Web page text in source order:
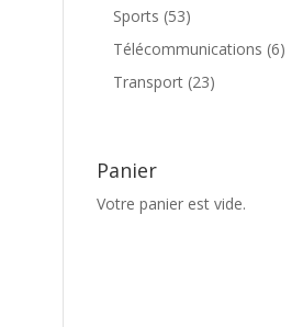
Sports 5353
produits
Télécommunications 66
Transport 2323
Panier
Votre panier est vide.